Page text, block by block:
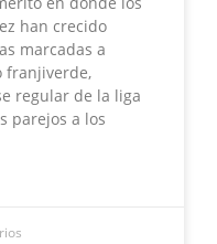
han crecido
marcadas a
franjiverde,
regular de la liga
parejos a los